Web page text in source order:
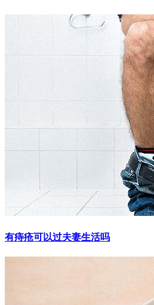
有痔疮可以过夫妻生活吗